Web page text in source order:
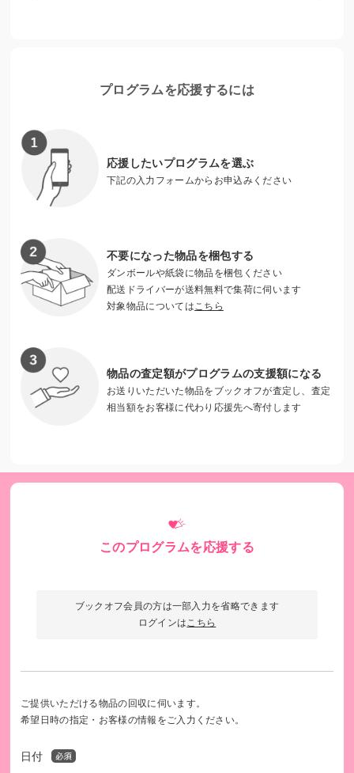
全国各地で、海との多様なつながりを生かした取り組みを実
施することで、私たちを支えてくれる海の現状を伝え、豊か
に広げていきます。
海洋環境に関する啓発イベントの様子
はなりませんので、あらかじめご了承ください。
日本財団公式HP）よりお手続きをお願いいたしま
ご覧ください。
プログラムを応援するには
応援したいプログラムを選ぶ
下記の入力フォームからお申込みください
不要になった物品を梱包する
ダンボールや紙袋に物品を梱包ください
配送ドライバーが送料無料で集荷に伺います
対象物品については こちら
物品の査定額がプログラムの支援額になる
お送りいただいた物品をブックオフが査定し、査定
相当額をお客様に代わり応援先へ寄付します
このプログラムを応援する
ブックオフ会員の方は一部入力を省略できます
ログインはこちら
ご提供いただける物品の回収に伺います。
希望日時の指定・お客様の情報をご入力ください。
日付